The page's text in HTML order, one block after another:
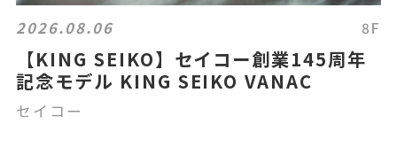
2026.08.06 8F
【KING SEIKO】セイコー創業145周年
記念モデル KING SEIKO VANAC
セイコー